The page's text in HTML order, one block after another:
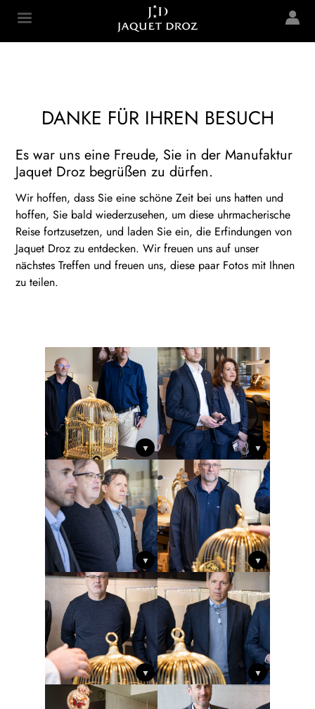
content
Jaquet Droz
DANKE FÜR IHREN BESUCH
Es war uns eine Freude, Sie in der Manufaktur
Jaquet Droz begrüßen zu dürfen.
Wir hoffen, dass Sie eine schöne Zeit bei uns hatten und
hoffen, Sie bald wiederzusehen, um diese uhrmacherische
Reise fortzusetzen, und laden Sie ein, die Erfindungen von
Jaquet Droz zu entdecken. Wir freuen uns auf unser
nächstes Treffen und freuen uns, diese paar Fotos mit Ihnen
zu teilen.
▼ ▼
▼ ▼
▼ ▼